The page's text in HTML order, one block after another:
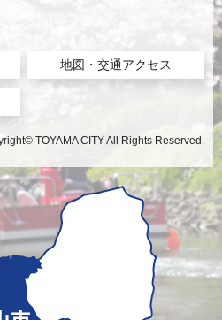
地図・交通アクセス
TOYAMA CITY All Rights Reserved.